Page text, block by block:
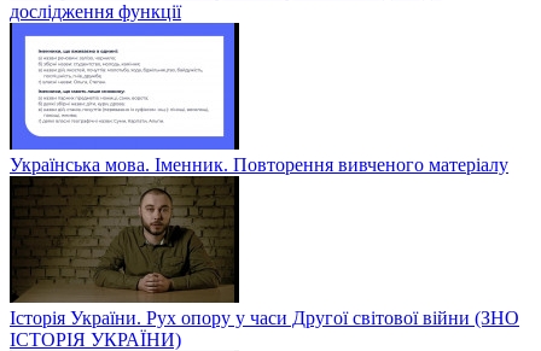
дослідження функції
Українська мова. Іменник. Повторення вивченого матеріалу
Історія України. Рух опору у часи Другої світової війни (ЗНО
ІСТОРІЯ УКРАЇНИ)